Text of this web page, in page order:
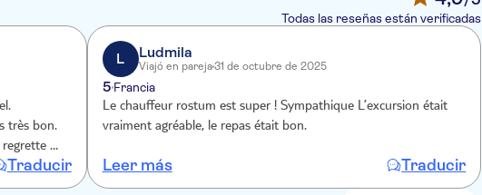
de arquitectura auténtica e historia cinematográfica.
un oasis en el desierto rodeado de palmeras y dunas de arena
o disfrutar de un aventurero paseo en camello o quad
continuación, disfrutará de un almuerzo tradicional tunecino en un
de sabores locales, que a menudo incluye cuscús y platos
equilibrada de cultura, historia y aventura en el desierto, lo que
que buscan explorar Túnez más allá de las rutas turísticas
Todas las reseñas están verificadas
très bon.
pas
et
Traducir
L Ludmila
Viajó en pareja31 de octubre de 2025
5Francia
Le chauffeur rostum est super ! Sympathique L’excursion était
vraiment agréable, le repas était bon.
Leer más Traducir